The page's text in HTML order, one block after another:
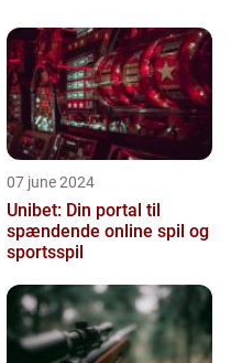
07 june 2024
Unibet: Din portal til
spændende online spil og
sportsspil